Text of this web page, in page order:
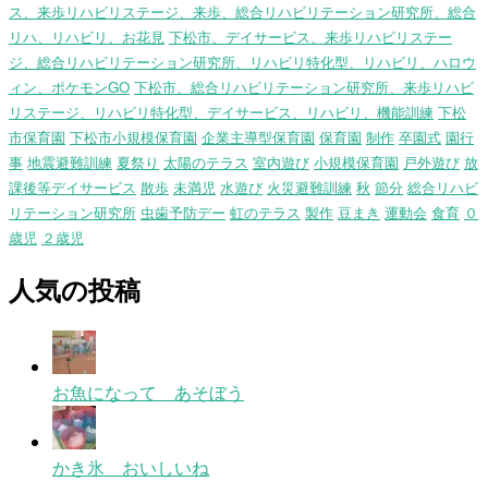
ス、来歩リハビリステージ、来歩、総合リハビリテーション研究所、総合
リハ、リハビリ、お花見 下松市、デイサービス、来歩リハビリステー
ジ、総合リハビリテーション研究所、リハビリ特化型、リハビリ、ハロウ
ィン、ポケモンGO 下松市、総合リハビリテーション研究所、来歩リハビ
リステージ、リハビリ特化型、デイサービス、リハビリ、機能訓練 下松
市保育園 下松市小規模保育園 企業主導型保育園 保育園 制作 卒園式 園行
事 地震避難訓練 夏祭り 太陽のテラス 室内遊び 小規模保育園 戸外遊び 放
課後等デイサービス 散歩 未満児 水遊び 火災避難訓練 秋 節分 総合リハビ
リテーション研究所 虫歯予防デー 虹のテラス 製作 豆まき 運動会 食育 ０
歳児 ２歳児
人気の投稿
お魚になって あそぼう
かき氷 おいしいね